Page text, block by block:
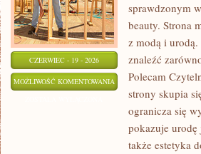
CZERWIEC - 19 - 2026
MOŻLIWOŚĆ KOMENTOWANIA PIELĘGNACJA
PRZYGOTOWANIE
SKÓRY
sprawdzonym
beauty. Strona
z modą i
znaleźć
Polecam
strony skupia
ogranicza się
pokazuje urodę
także estetyka